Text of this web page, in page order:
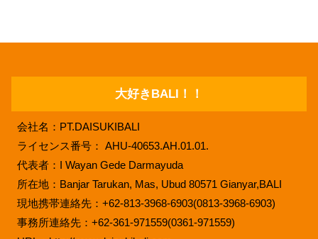
大好きBALI！！
会社名：PT.DAISUKIBALI
ライセンス番号： AHU-40653.AH.01.01.
代表者：I Wayan Gede Darmayuda
所在地：Banjar Tarukan, Mas, Ubud 80571 Gianyar,BALI
現地携帯連絡先：+62-813-3968-6903(0813-3968-6903)
事務所連絡先：+62-361-971559(0361-971559)